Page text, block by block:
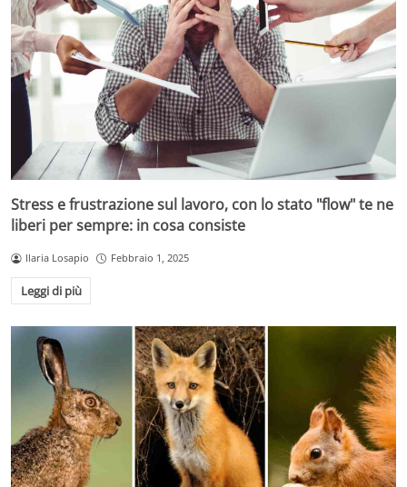
Stress e frustrazione sul lavoro, con lo stato "flow" te ne
liberi per sempre: in cosa consiste
Ilaria Losapio Febbraio 1, 2025
Leggi di più